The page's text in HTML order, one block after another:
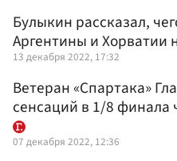
Булыкин рассказал,
Аргентины и Хорватии
13 декабря 2022, 17:32
Ветеран «Спартака»
сенсаций в 1/8
07 декабря 2022, 12:36